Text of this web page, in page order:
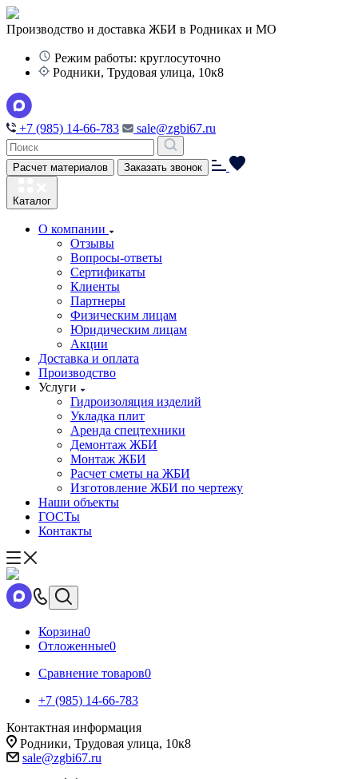
Производство и доставка ЖБИ в Родниках и МО
Режим работы: круглосуточно
Родники, Трудовая улица, 10к8
+7 (985) 14-66-783 sale@zgbi67.ru
Расчет материалов Заказать звонок
Каталог
О компании
Отзывы
Вопросы-ответы
Сертификаты
Клиенты
Партнеры
Физическим лицам
Юридическим лицам
Акции
Доставка и оплата
Производство
Услуги
Гидроизоляция изделий
Укладка плит
Аренда спецтехники
Демонтаж ЖБИ
Монтаж ЖБИ
Расчет сметы на ЖБИ
Изготовление ЖБИ по чертежу
Наши объекты
ГОСТы
Контакты
Корзина0
Отложенные0
Сравнение товаров0
+7 (985) 14-66-783
Контактная информация
Родники, Трудовая улица, 10к8
sale@zgbi67.ru